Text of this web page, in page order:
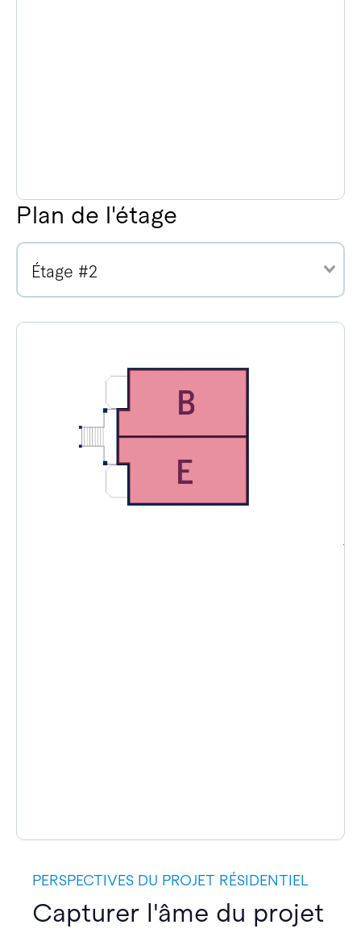
Plan de l'étage
Étage #2
PERSPECTIVES DU PROJET RÉSIDENTIEL
Capturer l'âme du projet